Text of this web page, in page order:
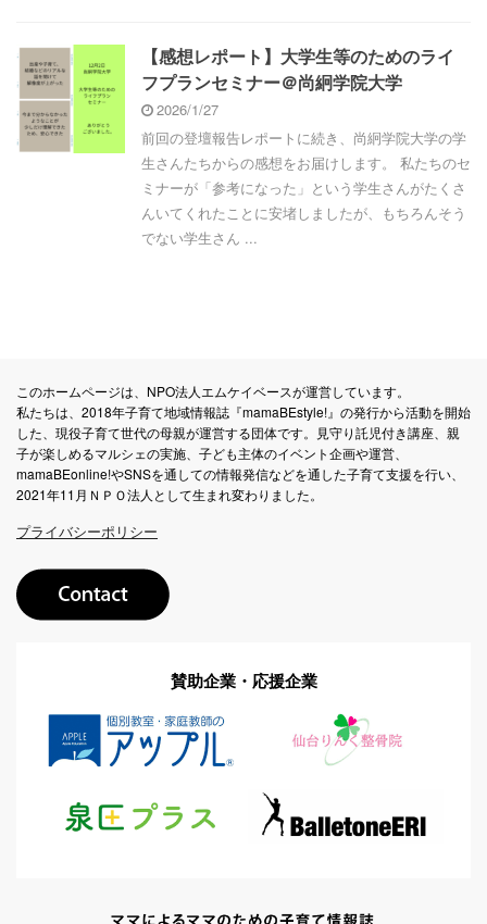
【感想レポート】大学生等のためのライ
フプランセミナー＠尚絅学院大学
2026/1/27
前回の登壇報告レポートに続き、尚絅学院大学の学
生さんたちからの感想をお届けします。 私たちのセ
ミナーが「参考になった」という学生さんがたくさ
んいてくれたことに安堵しましたが、もちろんそう
でない学生さん ...
このホームページは、NPO法人エムケイベースが運営しています。
私たちは、2018年子育て地域情報誌『mamaBEstyle!』の発行から活動を開始
した、現役子育て世代の母親が運営する団体です。見守り託児付き講座、親
子が楽しめるマルシェの実施、子ども主体のイベント企画や運営、
mamaBEonline!やSNSを通しての情報発信などを通した子育て支援を行い、
2021年11月ＮＰＯ法人として生まれ変わりました。
プライバシーポリシー
賛助企業・応援企業